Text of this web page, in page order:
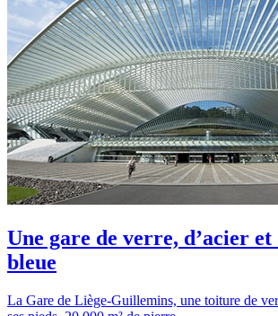
Une gare de verre, d’acier
bleue
La Gare de Liège-Guillemins, une toiture de